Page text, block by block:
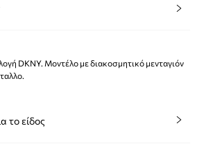
DKNY. Μοντέλο με διακοσμητικό μενταγιόν
το είδος